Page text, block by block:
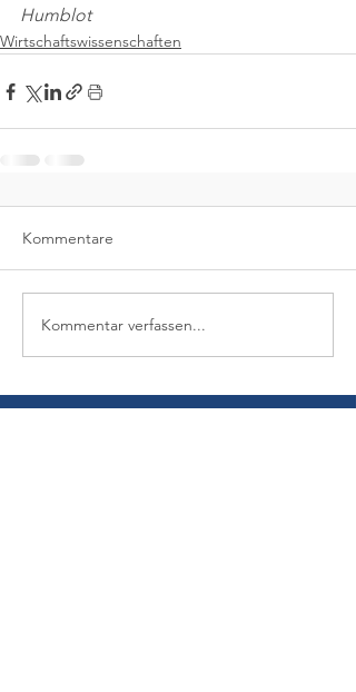
Humblot
Wirtschaftswissenschaften
Kommentare
Kommentar verfassen...